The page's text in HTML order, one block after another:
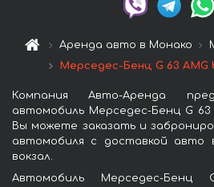
Аренда авто в Монако
Мерседес-Бенц G 63 AMG
Компания Авто-Аренда
автомобиль Мерседес-Бенц G
Вы можете заказать и
автомобиля с доставкой
вокзал.
Автомобиль Мерседес-